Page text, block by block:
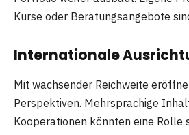
Kurse oder Beratungsangebote
Internationale
Mit wachsender Reichweite
Perspektiven. Mehrsprachige
Kooperationen könnten eine Rolle